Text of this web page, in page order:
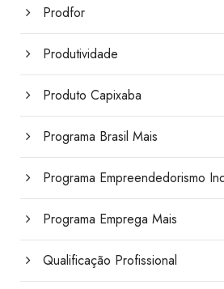
Prodfor
Produtividade
Produto Capixaba
Programa Brasil Mais
Programa Empreendedorismo
Programa Emprega Mais
Qualificação Profissional